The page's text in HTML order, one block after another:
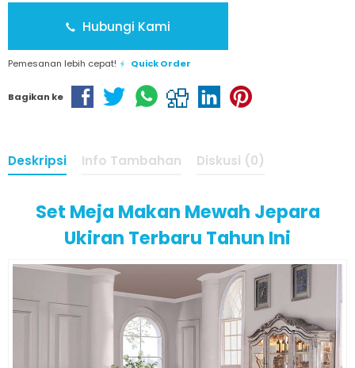
Hubungi Kami
Pemesanan lebih cepat! Quick Order
Bagikan ke
Deskripsi Info Tambahan Diskusi (0)
Set Meja Makan Mewah Jepara
Ukiran Terbaru Tahun Ini